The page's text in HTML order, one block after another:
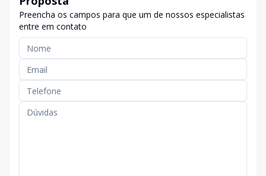
Preencha os campos para que um de nossos especialistas
entre em contato